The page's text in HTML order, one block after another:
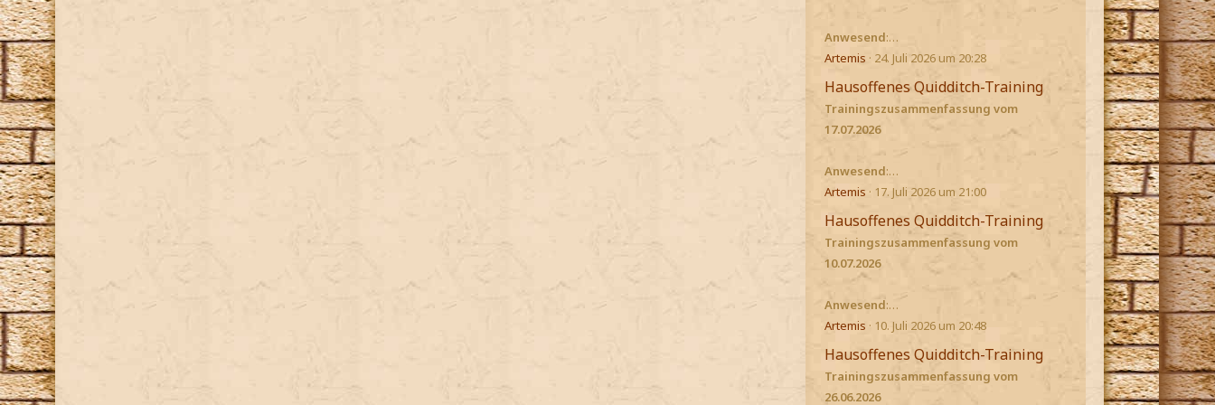
Anwesend:…
Artemis
24. Juli 2026 um 20:28
Hausoffenes Quidditch-Training
Trainingszusammenfassung vom
17.07.2026
Anwesend:…
Artemis
17. Juli 2026 um 21:00
Hausoffenes Quidditch-Training
Trainingszusammenfassung vom
10.07.2026
Anwesend:…
Artemis
10. Juli 2026 um 20:48
Hausoffenes Quidditch-Training
Trainingszusammenfassung vom
26.06.2026